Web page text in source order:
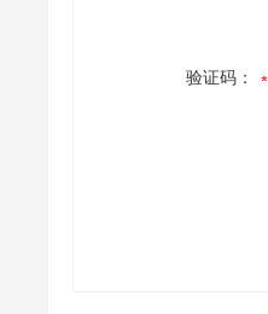
验证码：